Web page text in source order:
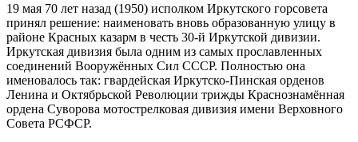
19 мая 70 лет назад (1950) исполком Иркутского горсовета
принял решение: наименовать вновь образованную улицу в
районе Красных казарм в честь 30-й Иркутской дивизии.
Иркутская дивизия была одним из самых прославленных
соединений Вооружённых Сил СССР. Полностью она
именовалось так: гвардейская Иркутско-Пинская орденов
Ленина и Октябрьской Революции трижды Краснознамённая
ордена Суворова мотострелковая дивизия имени Верховного
Совета РСФСР.